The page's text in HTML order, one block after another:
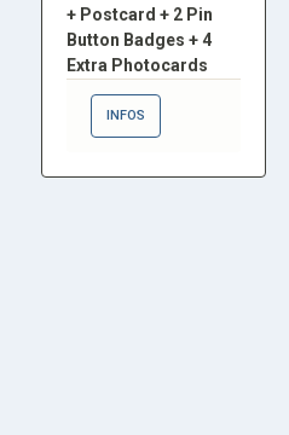
+ Postcard + 2 Pin
Button Badges + 4
Extra Photocards
INFOS